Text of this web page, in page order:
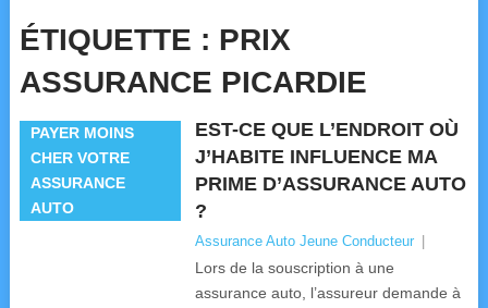
ÉTIQUETTE : PRIX
ASSURANCE PICARDIE
PAYER MOINS
CHER VOTRE
ASSURANCE
AUTO
EST-CE QUE L’ENDROIT OÙ
J’HABITE INFLUENCE MA
PRIME D’ASSURANCE AUTO
?
Assurance Auto Jeune Conducteur
Lors de la souscription à une
assurance auto, l’assureur demande à